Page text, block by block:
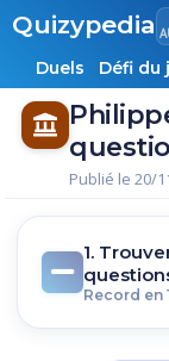
Quizypedia
Duels
Défi du
Publié le 20/
1.
Record en